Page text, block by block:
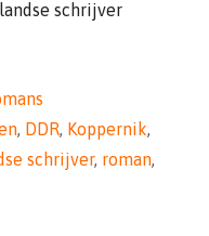
schrijver
, DDR, Koppernik,
schrijver, roman,